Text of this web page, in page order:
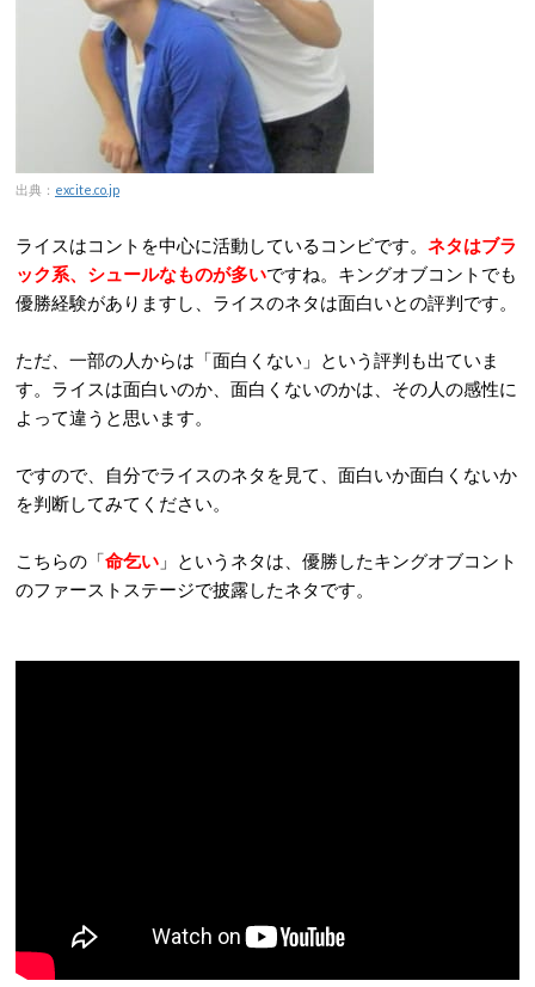
出典： excite.co.jp
ライスはコントを中心に活動しているコンビです。 ネタはブラ
ック系、シュールなものが多いですね。キングオブコントでも
優勝経験がありますし、ライスのネタは面白いとの評判です。
ただ、一部の人からは「面白くない」という評判も出ていま
す。ライスは面白いのか、面白くないのかは、その人の感性に
よって違うと思います。
ですので、自分でライスのネタを見て、面白いか面白くないか
を判断してみてください。
こちらの「命乞い 」というネタは、優勝したキングオブコント
のファーストステージで披露したネタです。